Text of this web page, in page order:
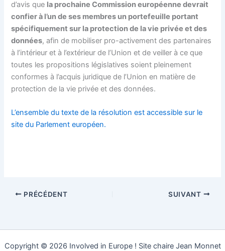
d’avis que la prochaine Commission européenne devrait
confier à l’un de ses membres un portefeuille portant
spécifiquement sur la protection de la vie privée et des
données, afin de mobiliser pro-activement des partenaires
à l’intérieur et à l’extérieur de l’Union et de veiller à ce que
toutes les propositions législatives soient pleinement
conformes à l’acquis juridique de l’Union en matière de
protection de la vie privée et des données.
L’ensemble du texte de la résolution est accessible sur le
site du Parlement européen.
PRÉCÉDENT SUIVANT
Copyright © 2026 Involved in Europe ! Site chaire Jean Monnet